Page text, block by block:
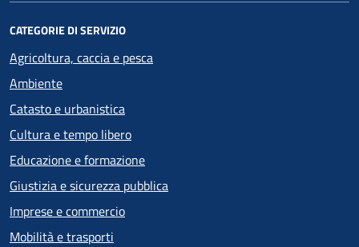
CATEGORIE DI SERVIZIO
Agricoltura, caccia e pesca
Ambiente
Catasto e urbanistica
Cultura e tempo libero
Educazione e formazione
Giustizia e sicurezza pubblica
Imprese e commercio
Mobilità e trasporti